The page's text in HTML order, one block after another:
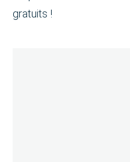
gratuits !